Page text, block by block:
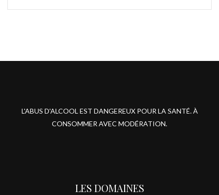
L'ABUS D'ALCOOL EST DANGEREUX POUR LA SANTÉ. À
CONSOMMER AVEC MODÉRATION.
LES DOMAINES